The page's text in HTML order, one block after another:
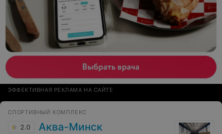
ЭФФЕКТИВНАЯ РЕКЛАМА НА САЙТЕ
СПОРТИВНЫЙ КОМПЛЕКС
2.0 Аква-Минск